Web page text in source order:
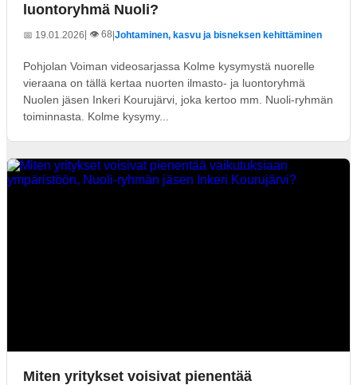
luontoryhmä Nuoli?
📅 19.01.2026| 👁️ 68 Johtaminen, kasvu ja bisneksen kehittäminen
Pohjolan Voiman videosarjassa Kolme kysymystä nuorelle
vieraana on tällä kertaa nuorten ilmasto- ja luontoryhmä
Nuolen jäsen Inkeri Kourujärvi, joka kertoo mm. Nuoli-ryhmän
toiminnasta. Kolme kysymy...
Miten yritykset voisivat pienentää